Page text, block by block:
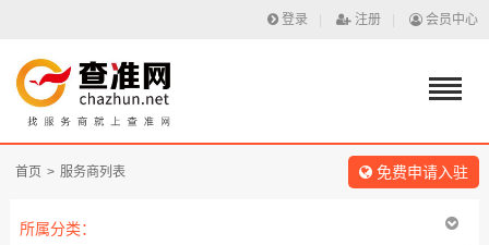
登录 注册 会员中心
首页 > 服务商列表 免费申请入驻
所属分类：